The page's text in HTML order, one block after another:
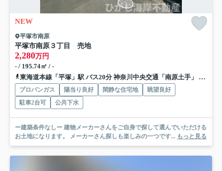
NEW
平塚市南原
平塚市南原３丁目 売地
2,280万円
- / 195.74㎡ / -
東海道本線「平塚」駅 バス20分 神奈川中央交通「南原土手」 停歩5分
プロパンガス 陽当り良好 閑静な住宅地
眺望良好
駐車2台可
公共下水
ー建築条件なしー 建物メーカーさんをご自身で探して選んでいただける
お土地になります。 メーカーさん探しも楽しみの一つです... もっと見る